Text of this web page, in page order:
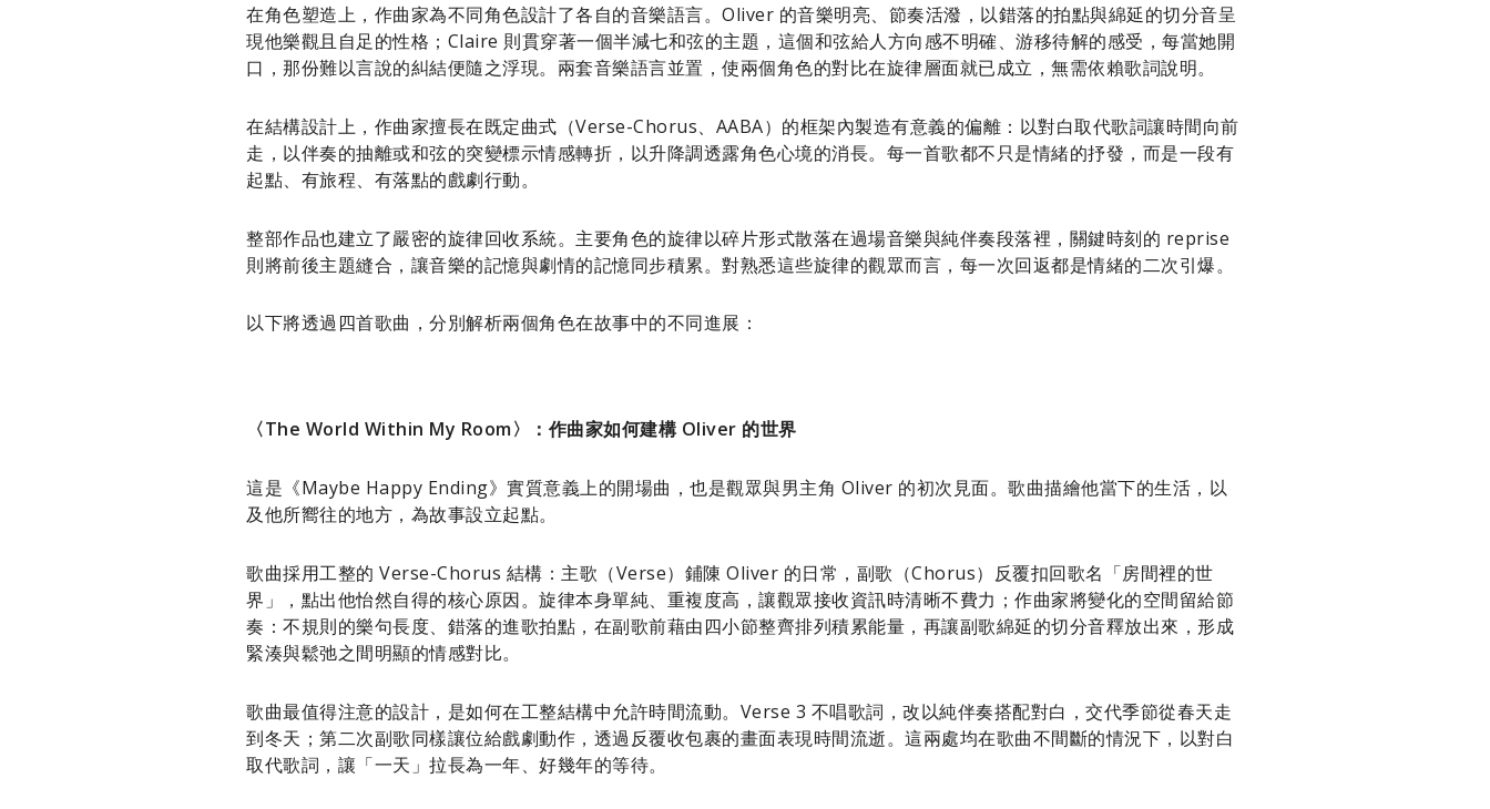
在角色塑造上，作曲家為不同角色設計了各自的音樂語言。Oliver 的音樂明亮、節奏活潑，以錯落的拍點與綿延的切分音呈
現他樂觀且自足的性格；Claire 則貫穿著一個半減七和弦的主題，這個和弦給人方向感不明確、游移待解的感受，每當她開
口，那份難以言說的糾結便隨之浮現。兩套音樂語言並置，使兩個角色的對比在旋律層面就已成立，無需依賴歌詞說明。
在結構設計上，作曲家擅長在既定曲式（Verse-Chorus、AABA）的框架內製造有意義的偏離：以對白取代歌詞讓時間向前
走，以伴奏的抽離或和弦的突變標示情感轉折，以升降調透露角色心境的消長。每一首歌都不只是情緒的抒發，而是一段有
起點、有旅程、有落點的戲劇行動。
整部作品也建立了嚴密的旋律回收系統。主要角色的旋律以碎片形式散落在過場音樂與純伴奏段落裡，關鍵時刻的 reprise
則將前後主題縫合，讓音樂的記憶與劇情的記憶同步積累。對熟悉這些旋律的觀眾而言，每一次回返都是情緒的二次引爆。
以下將透過四首歌曲，分別解析兩個角色在故事中的不同進展：
〈The World Within My Room〉：作曲家如何建構 Oliver 的世界
這是《Maybe Happy Ending》實質意義上的開場曲，也是觀眾與男主角 Oliver 的初次見面。歌曲描繪他當下的生活，以
及他所嚮往的地方，為故事設立起點。
歌曲採用工整的 Verse-Chorus 結構：主歌（Verse）鋪陳 Oliver 的日常，副歌（Chorus）反覆扣回歌名「房間裡的世
界」，點出他怡然自得的核心原因。旋律本身單純、重複度高，讓觀眾接收資訊時清晰不費力；作曲家將變化的空間留給節
奏：不規則的樂句長度、錯落的進歌拍點，在副歌前藉由四小節整齊排列積累能量，再讓副歌綿延的切分音釋放出來，形成
緊湊與鬆弛之間明顯的情感對比。
歌曲最值得注意的設計，是如何在工整結構中允許時間流動。Verse 3 不唱歌詞，改以純伴奏搭配對白，交代季節從春天走
到冬天；第二次副歌同樣讓位給戲劇動作，透過反覆收包裹的畫面表現時間流逝。這兩處均在歌曲不間斷的情況下，以對白
取代歌詞，讓「一天」拉長為一年、好幾年的等待。